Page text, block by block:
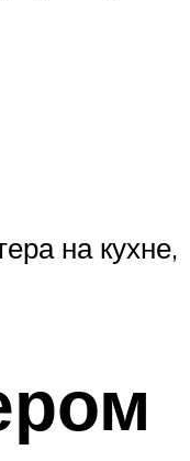
на кухне,